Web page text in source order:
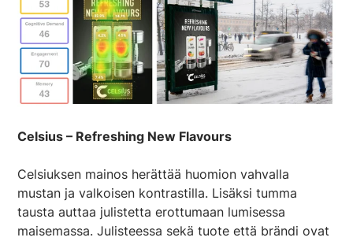
Celsius – Refreshing New Flavours
Celsiuksen mainos herättää huomion vahvalla
mustan ja valkoisen kontrastilla. Lisäksi tumma
tausta auttaa julistetta erottumaan lumisessa
maisemassa. Julisteessa sekä tuote että brändi ovat